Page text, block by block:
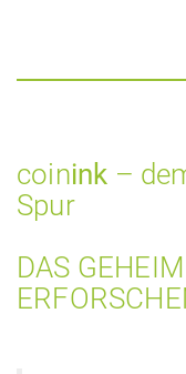
coinink –
Spur
DAS